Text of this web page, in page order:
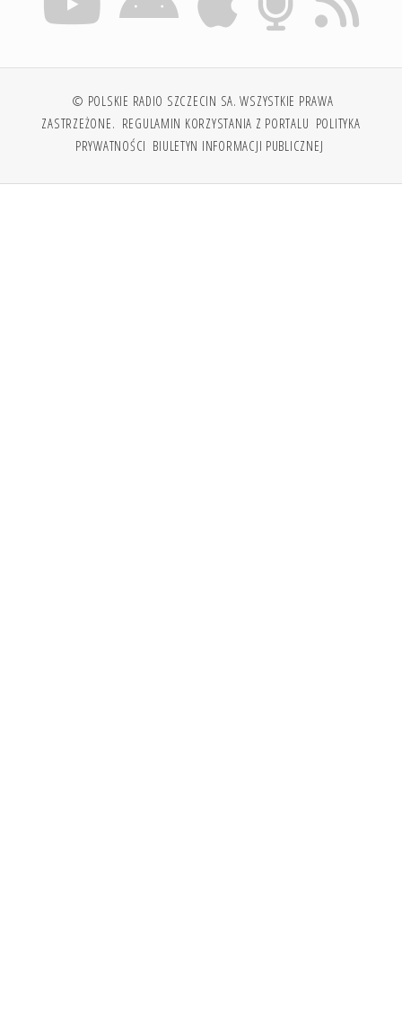
© POLSKIE RADIO SZCZECIN SA. WSZYSTKIE PRAWA
ZASTRZEŻONE. REGULAMIN KORZYSTANIA Z PORTALU POLITYKA
PRYWATNOŚCI BIULETYN INFORMACJI PUBLICZNEJ